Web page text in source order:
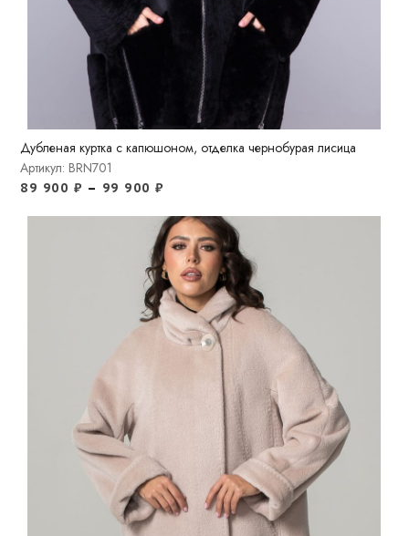
Дубленая куртка c капюшоном, отделка чернобурая лисица
Артикул: BRN701
89 900 ₽ – 99 900₽